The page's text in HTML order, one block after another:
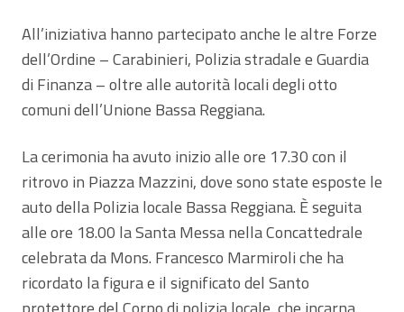
All’iniziativa hanno partecipato anche le altre Forze
dell’Ordine – Carabinieri, Polizia stradale e Guardia
di Finanza – oltre alle autorità locali degli otto
comuni dell’Unione Bassa Reggiana.
La cerimonia ha avuto inizio alle ore 17.30 con il
ritrovo in Piazza Mazzini, dove sono state esposte le
auto della Polizia locale Bassa Reggiana. È seguita
alle ore 18.00 la Santa Messa nella Concattedrale
celebrata da Mons. Francesco Marmiroli che ha
ricordato la figura e il significato del Santo